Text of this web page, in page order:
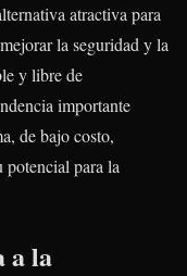
atractiva para
la seguridad y la
y libre de
importante
de bajo costo,
potencial para la
a la